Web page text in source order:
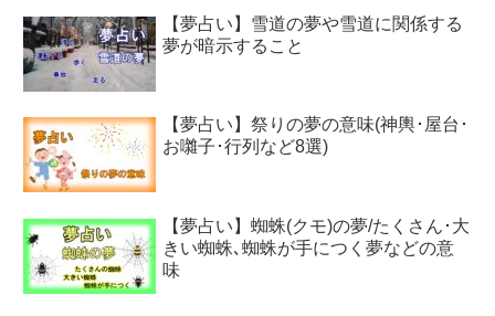
【夢占い】雪道の夢や雪道に関係する
夢が暗示すること
【夢占い】祭りの夢の意味(神輿･屋台･
お囃子･行列など8選)
【夢占い】蜘蛛(クモ)の夢/たくさん･大
きい蜘蛛､蜘蛛が手につく夢などの意
味